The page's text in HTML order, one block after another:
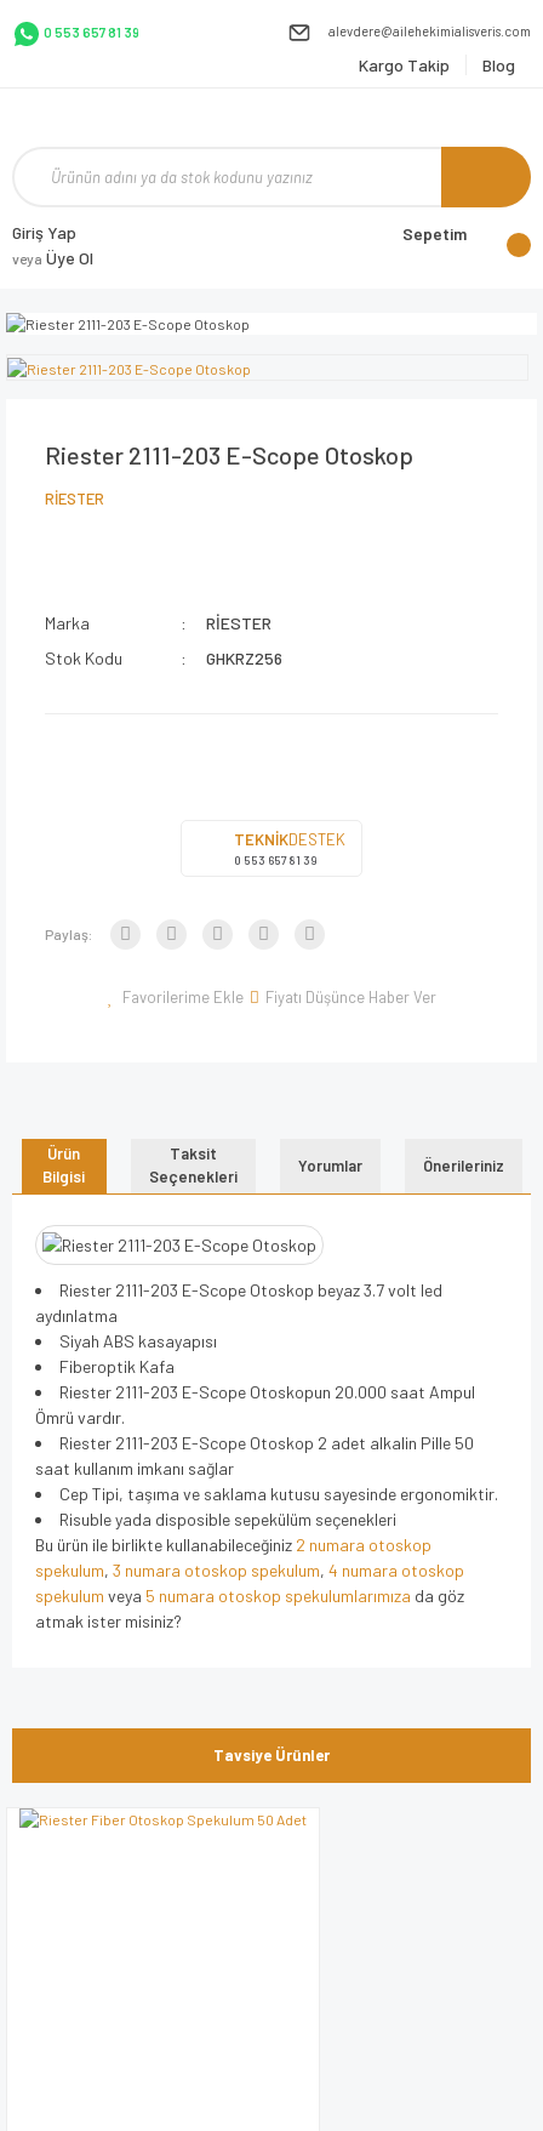
0 553 657 81 39 alevdere@ailehekimialisveris.com
Kargo Takip Blog
Giriş Yap
veya Üye Ol
Sepetim
Riester 2111-203 E-Scope Otoskop
RİESTER
Marka
RİESTER
Stok Kodu
GHKRZ256
TEKNİKDESTEK
0 553 657 81 39
Paylaş:
Fiyatı Düşünce Haber Ver
Ürün
Bilgisi
Taksit
Seçenekleri
Yorumlar Önerileriniz
Riester 2111-203 E-Scope Otoskop beyaz 3.7 volt led
aydınlatma
Siyah ABS kasayapısı
Fiberoptik Kafa
Riester 2111-203 E-Scope Otoskopun 20.000 saat Ampul
Ömrü vardır.
Riester 2111-203 E-Scope Otoskop 2 adet alkalin Pille 50
saat kullanım imkanı sağlar
Cep Tipi, taşıma ve saklama kutusu sayesinde ergonomiktir.
Risuble yada disposible sepekülüm seçenekleri
Bu ürün ile birlikte kullanabileceğiniz 2 numara otoskop
spekulum, 3 numara otoskop spekulum, 4 numara otoskop
spekulum veya 5 numara otoskop spekulumlarımıza da göz
atmak ister misiniz?
Bu ürüne ilk yorumu siz yapın!
Yorum Yaz
konularda yetersiz gördüğünüz noktaları öneri formunu
kullanarak tarafımıza iletebilirsiniz.
Tavsiye Ürünler